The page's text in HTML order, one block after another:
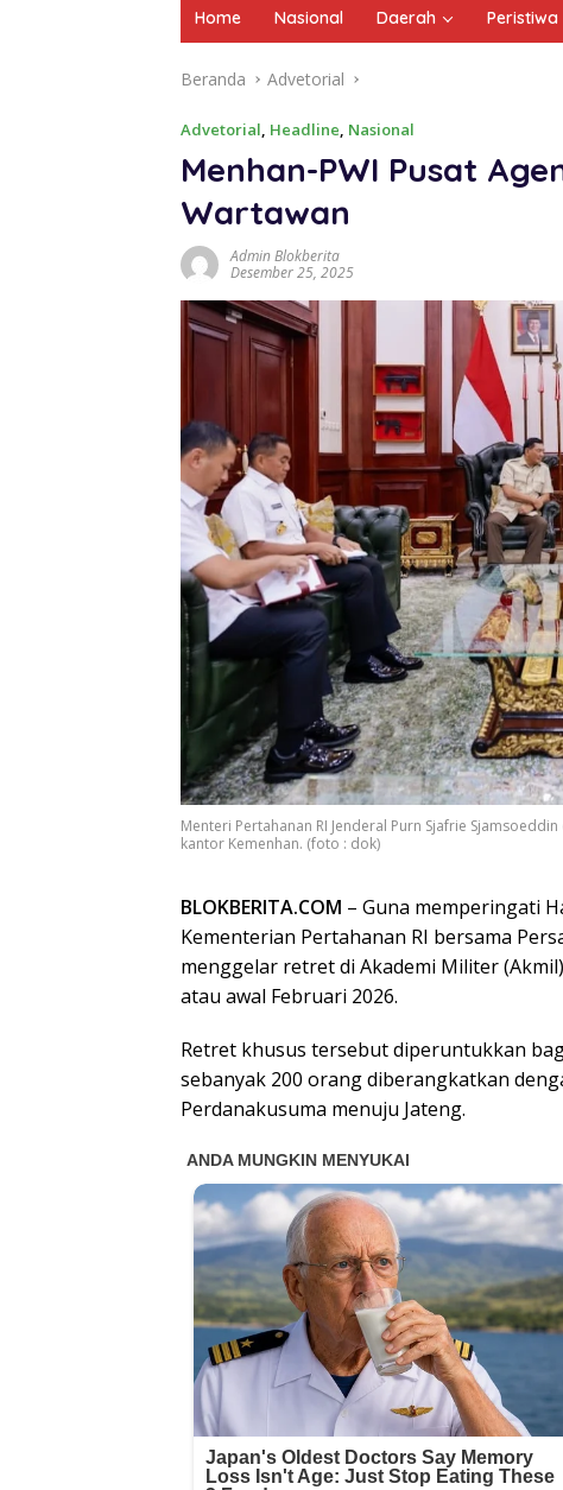
Home Nasional Daerah Peristiwa
Beranda Advetorial
Advetorial Headline Nasional
Menhan-PWI Pusat
Wartawan
Admin Blokberita
Desember 25, 2025
Menteri Pertahanan RI Jenderal Purn Sjafrie
kantor Kemenhan. (foto : dok)
BLOKBERITA.COM – Guna memperingati
Kementerian Pertahanan RI bersama
menggelar retret di Akademi Militer
atau awal Februari 2026.
Retret khusus tersebut diperuntukkan
sebanyak 200 orang diberangkatkan
Perdanakusuma menuju Jateng.